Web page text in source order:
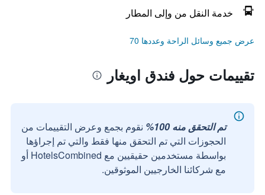
خدمة النقل من وإلى المطار
عرض جميع وسائل الراحة وعددها 70
تقييمات حول فندق اويغار
تم التحقق منه 100%
نقوم بجمع وعرض التقييمات من
الحجوزات التي تم التحقق منها فقط والتي تم إجراؤها
بواسطة مستخدمين حقيقيين مع HotelsCombined أو
مع شركائنا الخارجيين الموثوقين.